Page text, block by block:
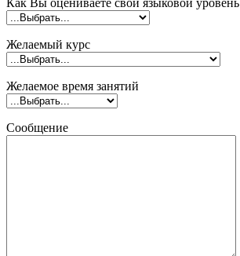
Желаемый курс
Желаемое время занятий
Сообщение